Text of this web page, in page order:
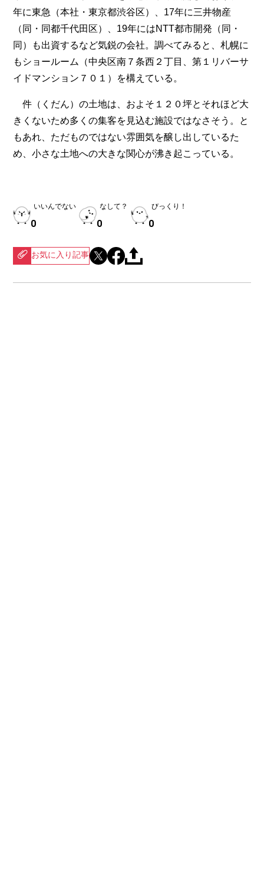
年に東急（本社・東京都渋谷区）、17年に三井物産
（同・同都千代田区）、19年にはNTT都市開発（同・
同）も出資するなど気鋭の会社。調べてみると、札幌に
もショールーム（中央区南７条西２丁目、第１リバーサ
イドマンション７０１）を構えている。
件（くだん）の土地は、およそ１２０坪とそれほど大
きくないため多くの集客を見込む施設ではなさそう。と
もあれ、ただものではない雰囲気を醸し出しているた
め、小さな土地への大きな関心が沸き起こっている。
いいんでない
0
なして？
0
びっくり！
0
お気に入り記事